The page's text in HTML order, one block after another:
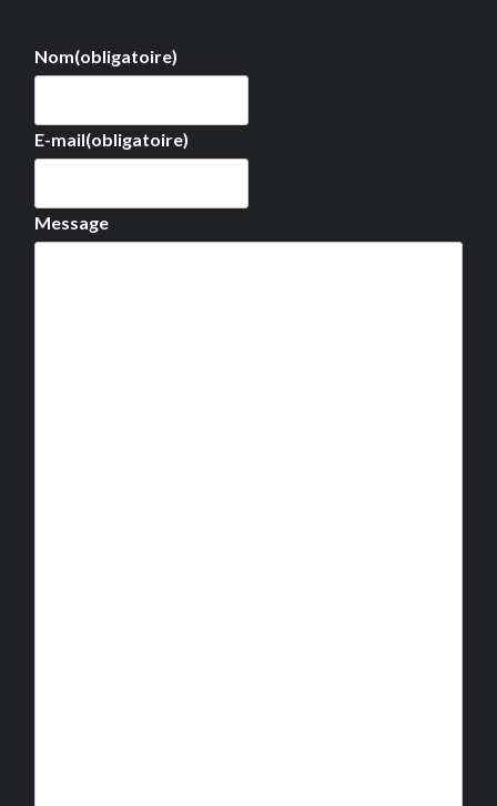
Nom(obligatoire)
E-mail(obligatoire)
Message